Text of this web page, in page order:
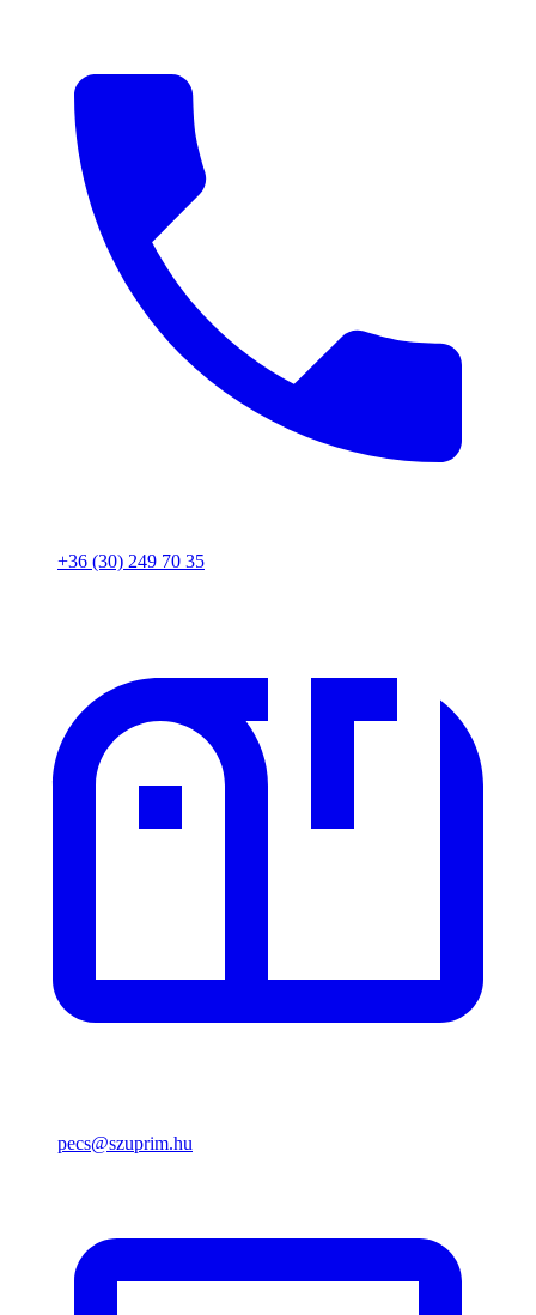
+36 (30) 249 70 35
pecs@szuprim.hu